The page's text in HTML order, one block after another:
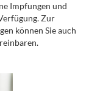
Impfungen und
Zur
können Sie auch